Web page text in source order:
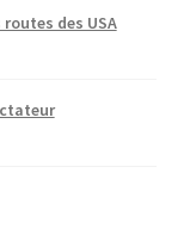
des USA